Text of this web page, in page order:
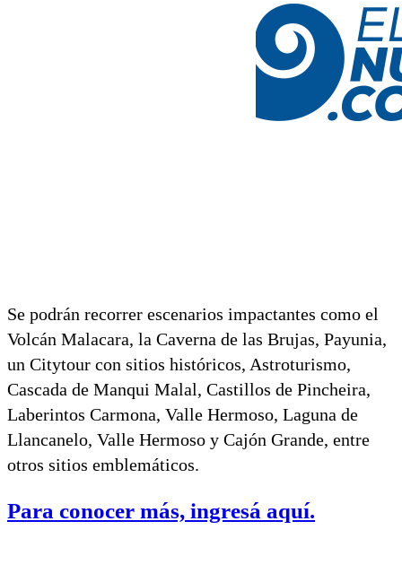
Se podrán recorrer escenarios impactantes como el
Volcán Malacara, la Caverna de las Brujas, Payunia,
un Citytour con sitios históricos, Astroturismo,
Cascada de Manqui Malal, Castillos de Pincheira,
Laberintos Carmona, Valle Hermoso, Laguna de
Llancanelo, Valle Hermoso y Cajón Grande, entre
otros sitios emblemáticos.
Para conocer más, ingresá aquí.